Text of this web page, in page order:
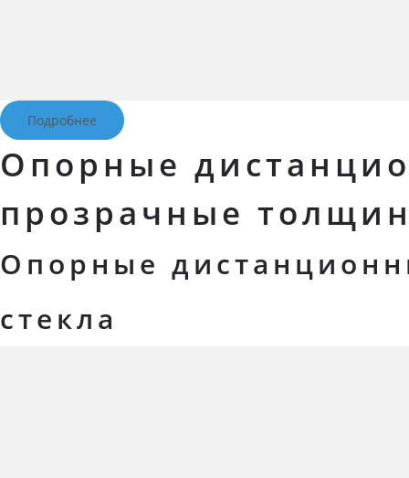
Подробнее
Опорные
прозрачные
Опорные
стекла